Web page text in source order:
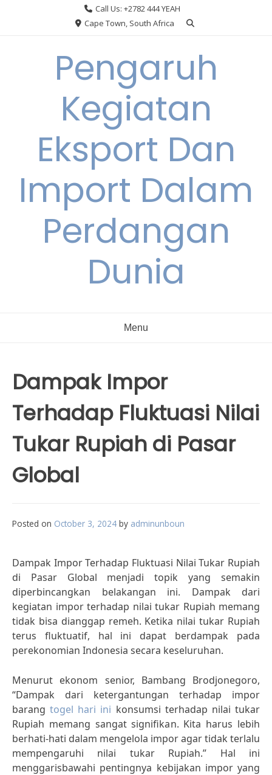
Call Us: +2782 444 YEAH
Cape Town, South Africa
Pengaruh
Kegiatan
Eksport Dan
Import Dalam
Perdangan
Dunia
Menu
Dampak Impor
Terhadap Fluktuasi Nilai
Tukar Rupiah di Pasar
Global
Posted on October 3, 2024 by adminunboun
Dampak Impor Terhadap Fluktuasi Nilai Tukar Rupiah
di Pasar Global menjadi topik yang semakin
diperbincangkan belakangan ini. Dampak dari
kegiatan impor terhadap nilai tukar Rupiah memang
tidak bisa dianggap remeh. Ketika nilai tukar Rupiah
terus fluktuatif, hal ini dapat berdampak pada
perekonomian Indonesia secara keseluruhan.
Menurut ekonom senior, Bambang Brodjonegoro,
“Dampak dari ketergantungan terhadap impor
barangtogel hari ini konsumsi terhadap nilai tukar
Rupiah memang sangat signifikan. Kita harus lebih
berhati-hati dalam mengelola impor agar tidak terlalu
mempengaruhi nilai tukar Rupiah.” Hal ini
menggarisbawahi pentingnya kebijakan impor yang